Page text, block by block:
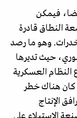
فيمكن
النطاق قادرة
وهو ما رصد
حيث تديرها
النظام العسكرية
كان هناك خطر
الإنتاج